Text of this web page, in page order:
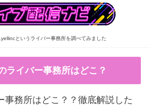
.yellincというライバー事務所を調べてみました
ライバー事務所はどこ？
事務所はどこ？？徹底解説した